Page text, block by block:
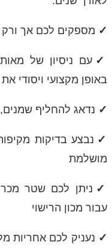
✓ מספקים לכם אך ורק
✓ עם ניסיון של
באופן מקצועי ויסודי
✓ נדאג להחליף שמנים,
✓ נבצע בדיקות
מושלמת
✓ ניתן לכם שטר
עבור מכון הרישוי
✓